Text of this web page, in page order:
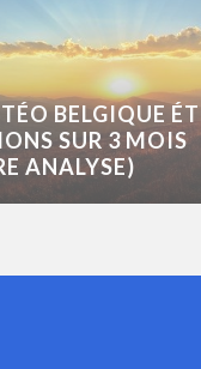
BELGIQUE
SUR 3 MOIS
ANALYSE)